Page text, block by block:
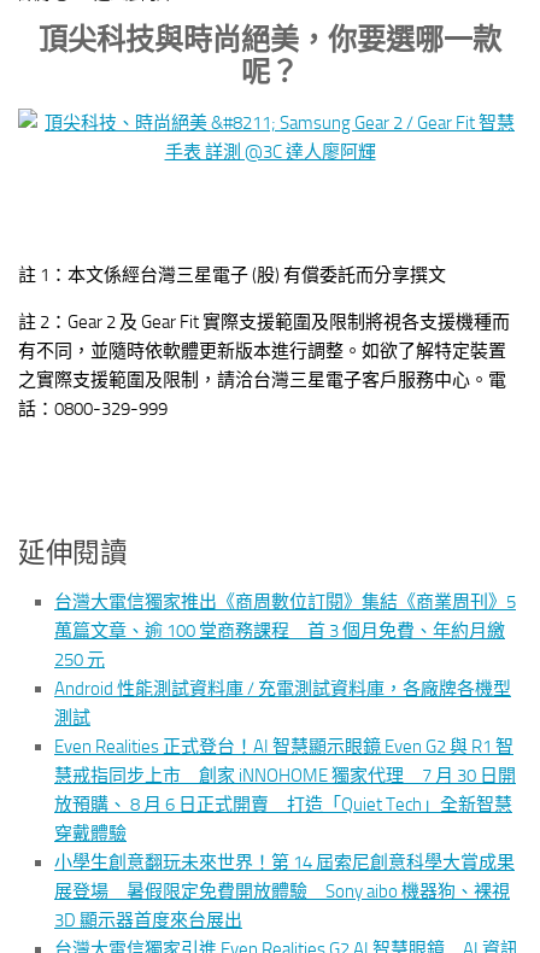
頂尖科技與時尚絕美，你要選哪一款
呢？
註 1：本文係經台灣三星電子 (股) 有償委託而分享撰文
註 2：Gear 2 及 Gear Fit 實際支援範圍及限制將視各支援機種而
有不同，並隨時依軟體更新版本進行調整。如欲了解特定裝置
之實際支援範圍及限制，請洽台灣三星電子客戶服務中心。電
話：0800-329-999​
延伸閱讀
台灣大電信獨家推出《商周數位訂閱》集結《商業周刊》5
萬篇文章、逾 100 堂商務課程 首 3 個月免費、年約月繳
250 元
Android 性能測試資料庫 / 充電測試資料庫，各廠牌各機型
測試
Even Realities 正式登台！AI 智慧顯示眼鏡 Even G2 與 R1 智
慧戒指同步上市 創家 iNNOHOME 獨家代理 7 月 30 日開
放預購、 8 月 6 日正式開賣 打造「Quiet Tech」全新智慧
穿戴體驗
小學生創意翻玩未來世界！第 14 屆索尼創意科學大賞成果
展登場 暑假限定免費開放體驗 Sony aibo 機器狗、裸視
3D 顯示器首度來台展出